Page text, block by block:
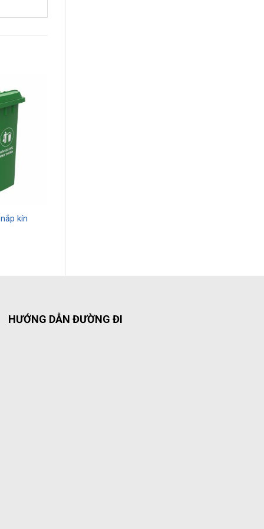
kín
HƯỚNG DẪN ĐƯỜNG ĐI